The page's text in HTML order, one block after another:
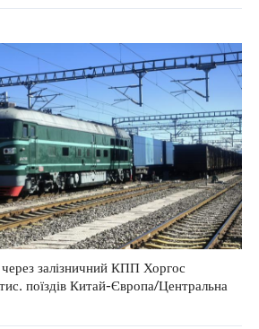
залізничний КПП Хоргос
поїздів Китай-Європа/Центральна